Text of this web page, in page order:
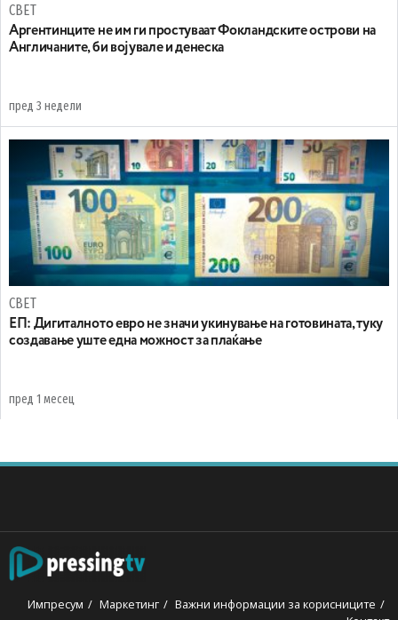
СВЕТ
Аргентинците не им ги простуваат Фокландските острови на
Англичаните, би војувале и денеска
пред 3 недели
СВЕТ
ЕП: Дигиталното евро не значи укинување на готовината, туку
создавање уште една можност за плаќање
пред 1 месец
Импресум Маркетинг
Важни информации за корисниците